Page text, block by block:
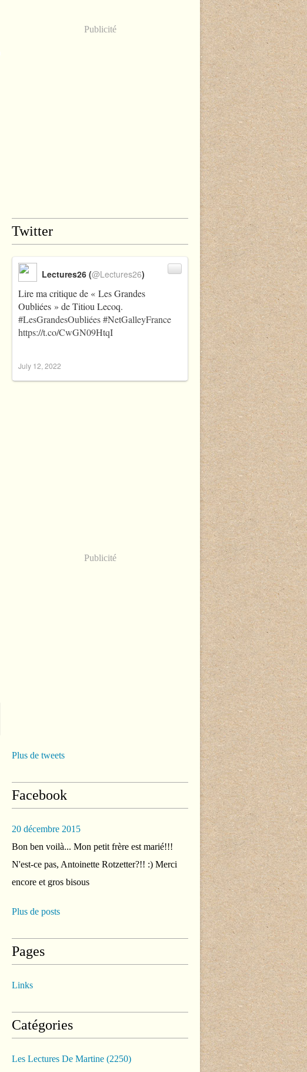
Publicité
Twitter
Lire ma critique de « Les Grandes
Oubliées » de Titiou Lecoq.
#LesGrandesOubliées#NetGalleyFrance
https://t.co/CwGN09HtqI
Lectures26 (@Lectures26)
July 12, 2022
Publicité
Plus de tweets
Facebook
20 décembre 2015
Bon ben voilà... Mon petit frère est marié!!!
N'est-ce pas, Antoinette Rotzetter?!! :) Merci
encore et gros bisous
Plus de posts
Pages
Links
Catégories
Les Lectures De Martine (2250)